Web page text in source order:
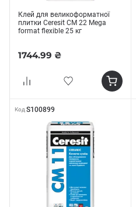
Клей для великоформатної
плитки Ceresit СМ 22 Mega
format flexible 25 кг
1744.99 ₴
КодS100899